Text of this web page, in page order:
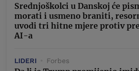
Srednjoškolci u Danskoj će
morati i usmeno braniti,
uvodi tri hitne mjere protiv
AI-a
LIDERI Forbes